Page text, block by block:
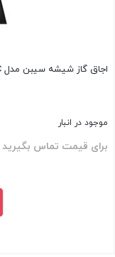
اجاق گاز شیشه سیبن مدل G504C
موجود در انبار
برای قیمت تماس بگیرید